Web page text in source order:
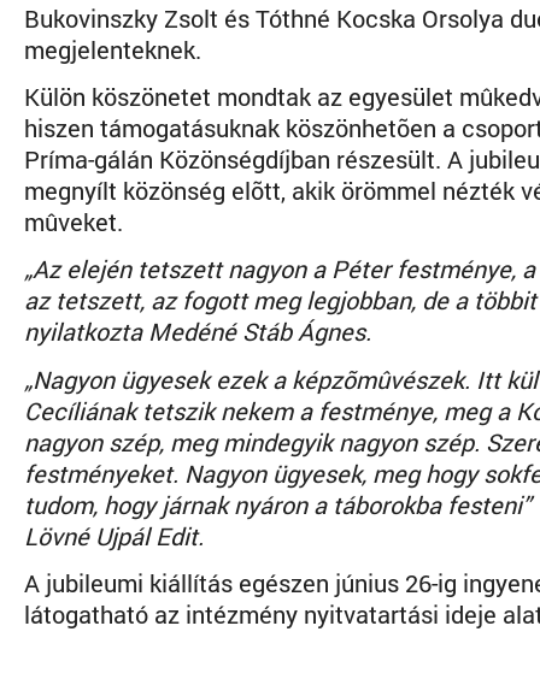
Bukovinszky Zsolt és Tóthné Kocska Orsolya
megjelenteknek.
Külön köszönetet mondtak az egyesület
hiszen támogatásuknak köszönhetõen a
Príma-gálán Közönségdíjban részesült. A
megnyílt közönség elõtt, akik örömmel nézték
mûveket.
„Az elején tetszett nagyon a Péter festménye,
az tetszett, az fogott meg legjobban, de a
nyilatkozta Medéné Stáb Ágnes.
„Nagyon ügyesek ezek a képzõmûvészek. Itt
Cecíliának tetszik nekem a festménye, meg a
nagyon szép, meg mindegyik nagyon szép.
festményeket. Nagyon ügyesek, meg hogy
tudom, hogy járnak nyáron a táborokba
Lövné Ujpál Edit.
A jubileumi kiállítás egészen június 26-ig
látogatható az intézmény nyitvatartási ideje